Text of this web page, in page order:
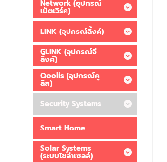
Network (อุปกรณ์
เน็ตเวิร์ค)
LINK (อุปกรณ์ลิ้งค์)
GLINK (อุปกรณ์จี
ลิ้งค์)
Qoolis (อุปกรณ์คู
ลิส)
Security Systems
Smart Home
Solar Systems
(ระบบโซล่าเซลล์)